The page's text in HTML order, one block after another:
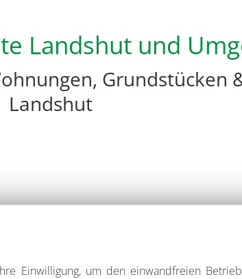
Landshut und
Grundstücken
Landshut
Weg in Ihr neues Haus, Ihre neue
sondern auch in:
Einwilligung, um den einwandfreien